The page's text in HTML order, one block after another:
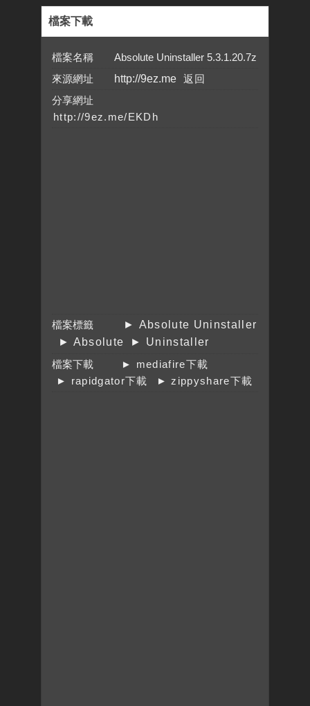
檔案下載
檔案名稱 Absolute Uninstaller 5.3.1.20.7z
來源網址
http://9ez.me
分享網址
檔案標籤
► Absolute Uninstaller
► Absolute
► Uninstaller
檔案下載